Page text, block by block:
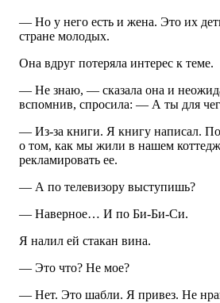
— Но у него есть и жена. Это их
стране молодых.
Она вдруг потеряла интерес к теме.
— Не знаю, — сказала она и
вспомнив, спросила: — А ты для
— Из-за книги. Я книгу написал.
о том, как мы жили в нашем
рекламировать ее.
— А по телевизору выступишь?
— Наверное… И по Би-Би-Си.
Я налил ей стакан вина.
— Это что? Не мое?
— Нет. Это шабли. Я привез. Не